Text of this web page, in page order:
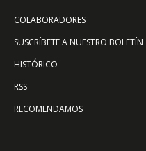
COLABORADORES
SUSCRÍBETE A NUESTRO BOLETÍN
HISTÓRICO
RSS
RECOMENDAMOS